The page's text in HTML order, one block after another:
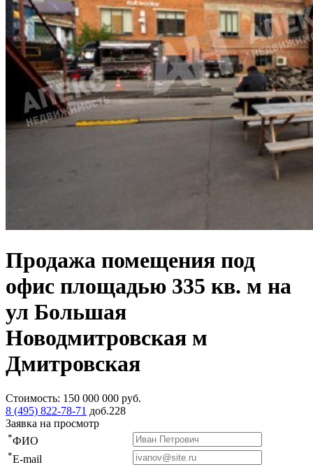
Продажа помещения под
офис площадью 335 кв. м на
ул Большая
Новодмитровская м
Дмитровская
Стоимость: 150 000 000 руб.
8 (495) 822-78-71 доб.228
Заявка на просмотр
*ФИО
*E-mail